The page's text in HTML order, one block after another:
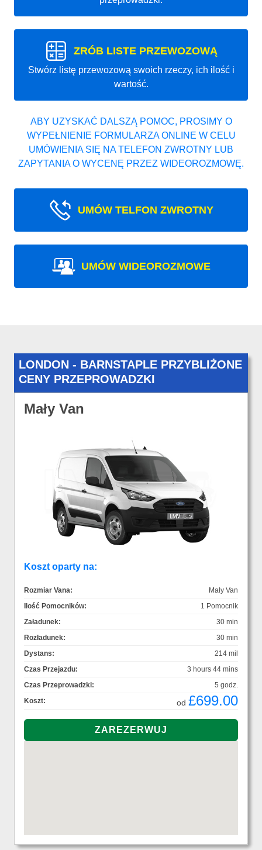
ZRÓB LISTE PRZEWOZOWĄ
Stwórz listę przewozową swoich rzeczy, ich ilość i
wartość.
ABY UZYSKAĆ DALSZĄ POMOC, PROSIMY O
WYPEŁNIENIE FORMULARZA ONLINE W CELU
UMÓWIENIA SIĘ NA TELEFON ZWROTNY LUB
ZAPYTANIA O WYCENĘ PRZEZ WIDEOROZMOWĘ.
UMÓW TELFON ZWROTNY
UMÓW WIDEOROZMOWE
LONDON - BARNSTAPLE PRZYBLIŻONE
CENY PRZEPROWADZKI
Mały Van
Koszt oparty na:
Rozmiar Vana:
Mały Van
Ilość Pomocników:
1 Pomocnik
Załadunek:
30 min
Rozładunek:
30 min
Dystans:
214 mil
Czas Przejazdu:
3 hours 44 mins
Czas Przeprowadzki:
5 godz.
Koszt:
od £699.00